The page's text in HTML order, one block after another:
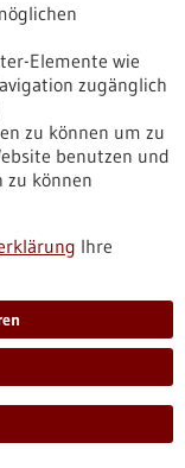
und das mit
zeigt das junge
sich riesige
zur
care-Lösungen.
ventile-mit-
SARS-CoV-2
Elemente wie
zugänglich
zu können um zu
benutzen und
zu können
Ihre